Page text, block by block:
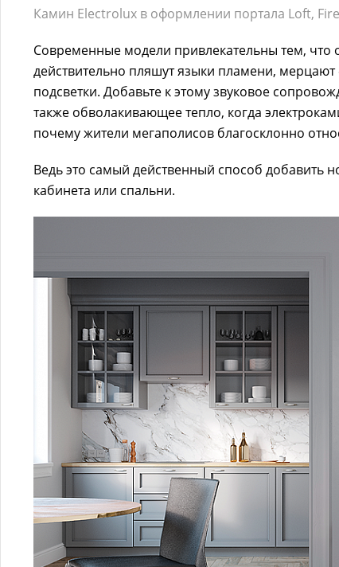
Камин Electrolux в оформлении портала Loft,
Современные модели привлекательны тем,
действительно пляшут языки пламени, мерцают
подсветки. Добавьте к этому звуковое
также обволакивающее тепло, когда
почему жители мегаполисов благосклонно
Ведь это самый действенный способ добавить
кабинета или спальни.